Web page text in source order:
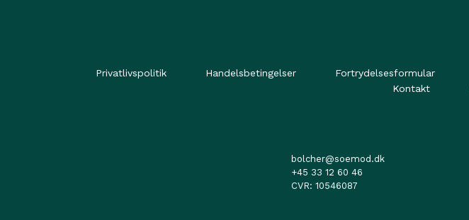
Privatlivspolitik Handelsbetingelser Fortrydelsesformular
Kontakt
bolcher@soemod.dk
+45 33 12 60 46
CVR: 10546087